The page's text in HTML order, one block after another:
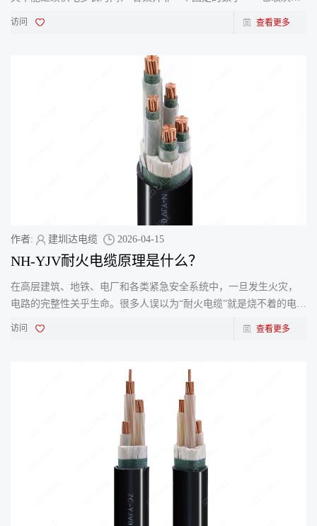
电缆的结构、符合的标准以及安装环境。作为建圳达
访问 查看更多
作者: 建圳达电缆 2026-04-15
NH-YJV耐火电缆原理是什么？
在高层建筑、地铁、电厂和各类紧急安全系统中，一旦发生火灾，
电路的完整性关乎生命。很多人误以为“耐火电缆”就是烧不着的电
缆，其实不然。耐火电缆的核心使命，是在火焰中保
访问 查看更多